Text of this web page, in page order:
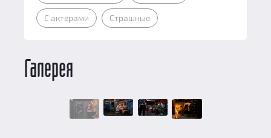
С актерами Страшные
Галерея